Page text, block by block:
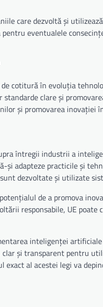
care dezvoltă și
eventualele
cotitură în evoluția
clare și
și promovarea inovației
întregii industrii a
și adapteze practicile și
dezvoltate și utilizate
de a promova
responsabile, UE
inteligenței
și transparent pentru
exact al acestei legi va